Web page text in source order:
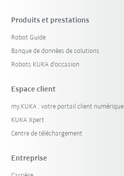
Produits et prestations
Robot Guide
Banque de données de solutions
Robots KUKA d'occasion
Espace client
my.KUKA : votre portail client numérique
KUKA Xpert
Centre de téléchargement
Entreprise